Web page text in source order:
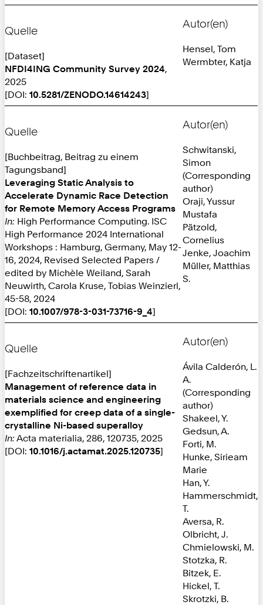
Quelle
[Dataset]
NFDI4ING Community Survey 2024,
2025
[DOI: 10.5281/ZENODO.14614243]
Autor(en)
Hensel, Tom
Wermbter, Katja
Quelle
[Buchbeitrag, Beitrag zu einem
Tagungsband]
Leveraging Static Analysis to
Accelerate Dynamic Race Detection
for Remote Memory Access Programs
In: High Performance Computing. ISC
High Performance 2024 International
Workshops : Hamburg, Germany, May 12-
16, 2024, Revised Selected Papers /
edited by Michèle Weiland, Sarah
Neuwirth, Carola Kruse, Tobias Weinzierl,
45-58, 2024
[DOI: 10.1007/978-3-031-73716-9_4]
Autor(en)
Schwitanski,
Simon
(Corresponding
author)
Oraji, Yussur
Mustafa
Pätzold,
Cornelius
Jenke, Joachim
Müller, Matthias
S.
Quelle
[Fachzeitschriftenartikel]
Management of reference data in
materials science and engineering
exemplified for creep data of a single-
crystalline Ni-based superalloy
In: Acta materialia, 286, 120735, 2025
[DOI: 10.1016/j.actamat.2025.120735]
Autor(en)
Ávila Calderón, L.
A.
(Corresponding
author)
Shakeel, Y.
Gedsun, A.
Forti, M.
Hunke, Sirieam
Marie
Han, Y.
Hammerschmidt,
T.
Aversa, R.
Olbricht, J.
Chmielowski, M.
Stotzka, R.
Bitzek, E.
Hickel, T.
Skrotzki, B.